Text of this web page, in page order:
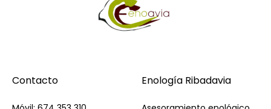
Contacto Enología Ribadavia